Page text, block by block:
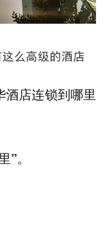
店连锁到哪里
。